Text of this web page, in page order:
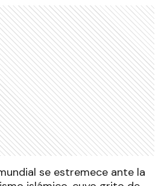
se estremece ante la